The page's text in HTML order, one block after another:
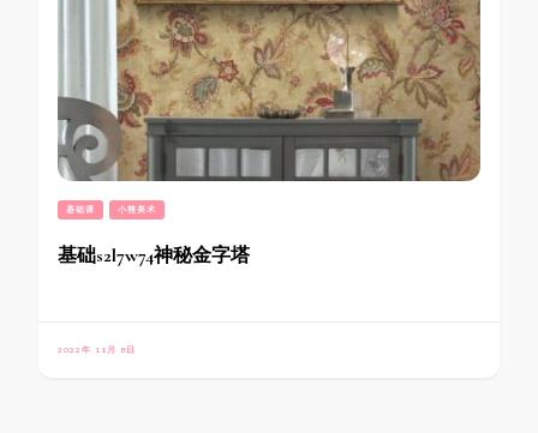
基础课 小熊美术
基础s2l7w74神秘金字塔
2022年 11月 8日